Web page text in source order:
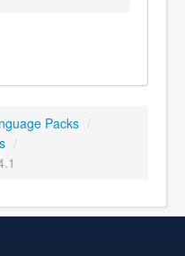
Packs /
/